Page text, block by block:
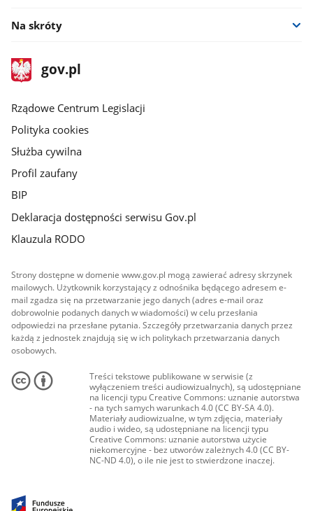
Na skróty
stopka
gov.plStrona
gov.pl
Rządowe Centrum Legislacji
Polityka cookies
Służba cywilna
Profil zaufany
BIP
Deklaracja dostępności serwisu Gov.pl
Klauzula RODO
Strony dostępne w domenie www.gov.pl mogą zawierać adresy skrzynek
mailowych. Użytkownik korzystający z odnośnika będącego adresem e-
mail zgadza się na przetwarzanie jego danych (adres e-mail oraz
dobrowolnie podanych danych w wiadomości) w celu przesłania
odpowiedzi na przesłane pytania. Szczegóły przetwarzania danych przez
każdą z jednostek znajdują się w ich politykach przetwarzania danych
osobowych.
Treści tekstowe publikowane w serwisie (z
wyłączeniem treści audiowizualnych), są udostępniane
na licencji typu Creative Commons: uznanie autorstwa
- na tych samych warunkach 4.0 (CC BY-SA 4.0).
Materiały audiowizualne, w tym zdjęcia, materiały
audio i wideo, są udostępniane na licencji typu
Creative Commons: uznanie autorstwa użycie
niekomercyjne - bez utworów zależnych 4.0 (CC BY-
NC-ND 4.0), o ile nie jest to stwierdzone inaczej.